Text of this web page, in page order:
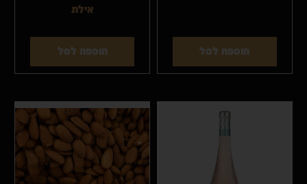
הוספה לסל
אילת
הוספה לסל